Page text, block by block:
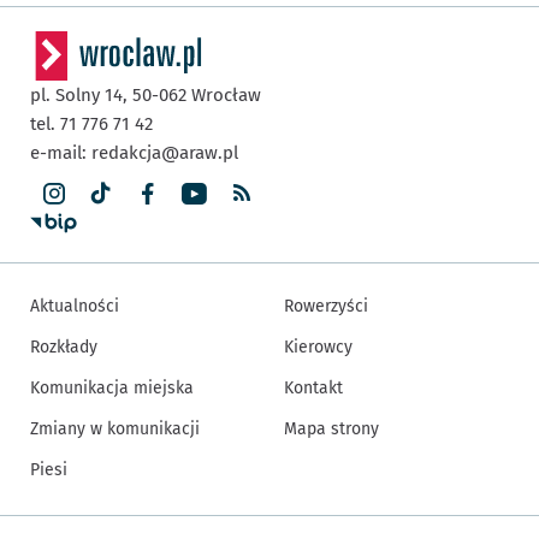
pl. Solny 14, 50-062 Wrocław
tel. 71 776 71 42
e-mail: redakcja@araw.pl
Aktualności
Rozkłady
Komunikacja miejska
Zmiany w komunikacji
Piesi
Rowerzyści
Kierowcy
Kontakt
Mapa strony